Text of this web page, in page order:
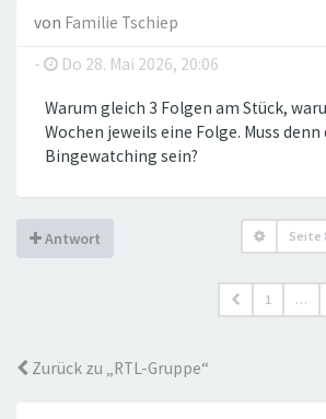
von Familie Tschiep
-
Do 28. Mai 2026, 20:06
Warum gleich 3 Folgen am Stück,
Wochen jeweils eine Folge. Muss
Bingewatching sein?
Antwort Seite
1 …
Zurück zu „RTL-Gruppe“